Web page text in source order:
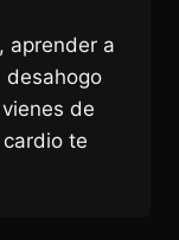
aprender a
desahogo
de
te